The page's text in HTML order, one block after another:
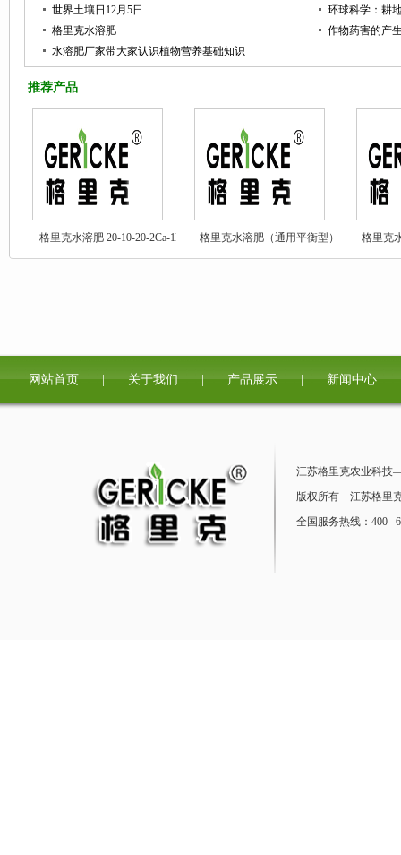
世界土壤日12月5日
环球科学：耕
格里克水溶肥
作物药害的产
水溶肥厂家带大家认识植物营养基础知识
推荐产品
格里克水溶肥 20-10-20-2Ca-1Mg
格里克水溶肥（通用平衡型）20-
格里克
网站首页 | 关于我们 | 产品展示 | 新闻中心
江苏格里克农业科
版权所有 江苏格里
全国服务热线：400 --